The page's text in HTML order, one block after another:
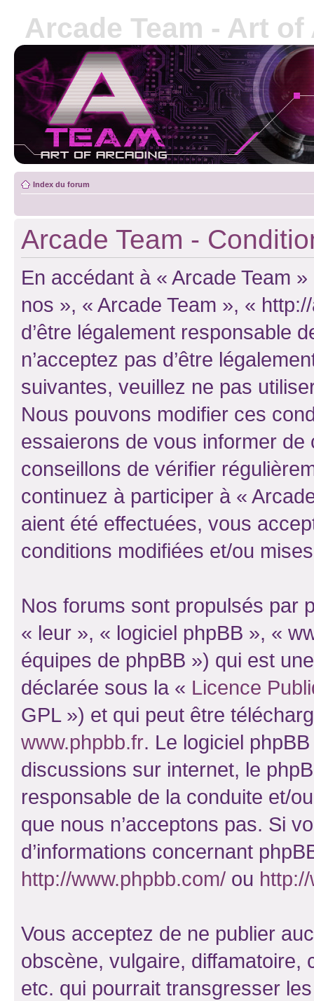
Arcade Team - Art
Index du forum
Arcade Team -
En accédant à « Arcade Team
nos », « Arcade Team », «
d’être légalement responsable
n’acceptez pas d’être
suivantes, veuillez ne pas
Nous pouvons modifier ces
essaierons de vous informer
conseillons de vérifier
continuez à participer à «
aient été effectuées, vous
conditions modifiées et/ou
Nos forums sont propulsés par
« leur », « logiciel phpBB », «
équipes de phpBB ») qui est
déclarée sous la « Licence
GPL ») et qui peut être
www.phpbb.fr. Le logiciel
discussions sur internet, le
responsable de la conduite et/
que nous n’acceptons pas. Si
d’informations concernant
http://www.phpbb.com/ ou
Vous acceptez de ne publier
obscène, vulgaire, diffamatoire,
etc. qui pourrait transgresser